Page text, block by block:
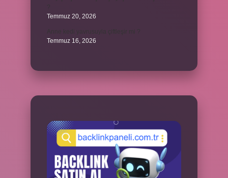
Temmuz 20, 2026
Temmuz 16, 2026